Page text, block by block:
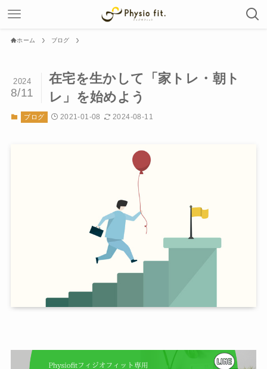
ホーム ブログ
在宅を生かして「家トレ・朝ト
レ」を始めよう
2024
8/11
ブログ 2021-01-08 2024-08-11